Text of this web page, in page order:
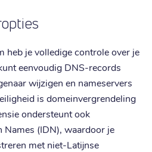
heb je volledige controle over je
eenvoudig DNS-records
wijzigen en nameservers
is domeinvergrendeling
ondersteunt ook
Names (IDN), waardoor je
met niet-Latijnse